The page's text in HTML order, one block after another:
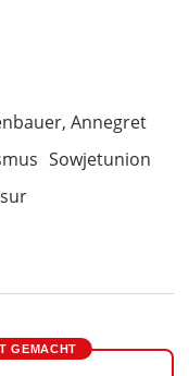
Annegret
Sowjetunion
GEMACHT